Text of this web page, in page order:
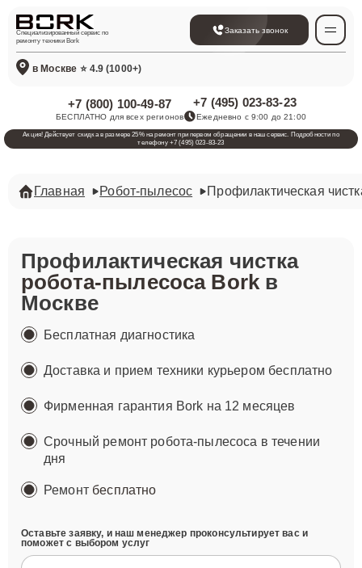
Специализированный сервис по
ремонту техники Bork
Заказать звонок
в Москве ⭐ 4.9 (1000+)
+7 (800) 100-49-87
БЕСПЛАТНО для всех регионов
+7 (495) 023-83-23
Ежедневно с 9:00 до 21:00
Акция! Действует скидка в размере 25% на ремонт при первом обращении в наш сервис. Подробности по
телефону +7 (495) 023-83-23
Главная Робот-пылесос Профилактическая
Профилактическая чистка
робота-пылесоса Borkв
Москве
Бесплатная диагностика
Доставка и прием техники курьером бесплатно
Фирменная гарантия Bork на 12 месяцев
Срочный ремонт робота-пылесоса в течении
дня
Ремонт бесплатно
Оставьте заявку, и наш менеджер проконсультирует вас и
поможет с выбором услуг